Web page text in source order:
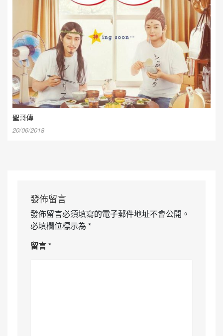
聖哥傳
20/06/2018
發佈留言
發佈留言必須填寫的電子郵件地址不會公開。
必填欄位標示為 *
留言*